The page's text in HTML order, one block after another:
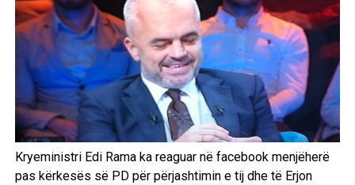
Kryeministri Edi Rama ka reaguar në facebook menjëherë
pas kërkesës së PD për përjashtimin e tij dhe të Erjon